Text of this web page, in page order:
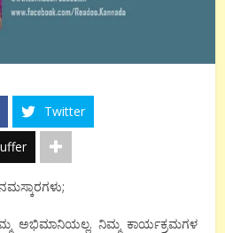
Twitter
ಅಭಿಮಾನಿಯಲ್ಲ. ನಿಮ್ಮ ಕಾರ್ಯಕ್ರಮಗಳ